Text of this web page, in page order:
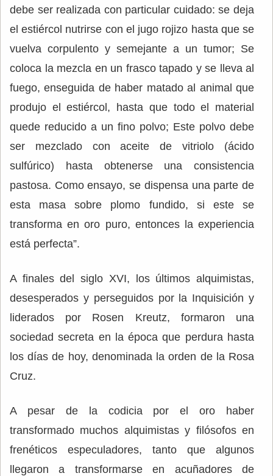
debe ser realizada con particular cuidado: se deja
el estiércol nutrirse con el jugo rojizo hasta que se
vuelva corpulento y semejante a un tumor; Se
coloca la mezcla en un frasco tapado y se lleva al
fuego, enseguida de haber matado al animal que
produjo el estiércol, hasta que todo el material
quede reducido a un fino polvo; Este polvo debe
ser mezclado con aceite de vitriolo (ácido
sulfúrico) hasta obtenerse una consistencia
pastosa. Como ensayo, se dispensa una parte de
esta masa sobre plomo fundido, si este se
transforma en oro puro, entonces la experiencia
está perfecta”.
A finales del siglo XVI, los últimos alquimistas,
desesperados y perseguidos por la Inquisición y
liderados por Rosen Kreutz, formaron una
sociedad secreta en la época que perdura hasta
los días de hoy, denominada la orden de la Rosa
Cruz.
A pesar de la codicia por el oro haber
transformado muchos alquimistas y filósofos en
frenéticos especuladores, tanto que algunos
llegaron a transformarse en acuñadores de